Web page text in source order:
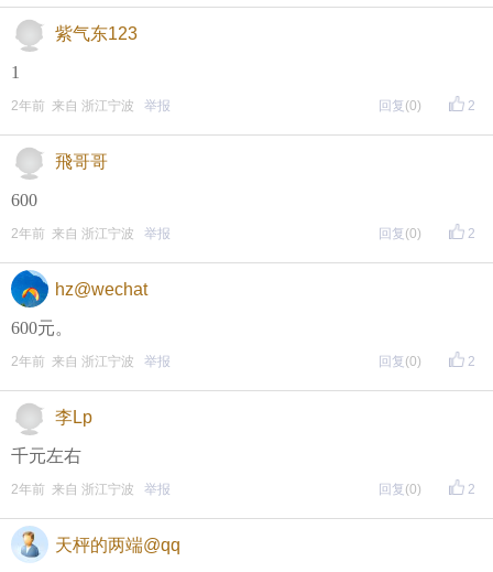
（重要的事情说三遍）
评论主题内容即可领取红包！
期待每晚8点，与您不见不散！
只能扫描加入（不能识别二维码加入哦），
紫气东123
1
2
2年前 来自 浙江宁波 举报 回复 (0)
飛哥哥
600
2
2年前 来自 浙江宁波 举报 回复 (0)
hz@wechat
600元。
2
2年前 来自 浙江宁波 举报 回复 (0)
李Lp
千元左右
2
2年前 来自 浙江宁波 举报 回复 (0)
天枰的两端@qq